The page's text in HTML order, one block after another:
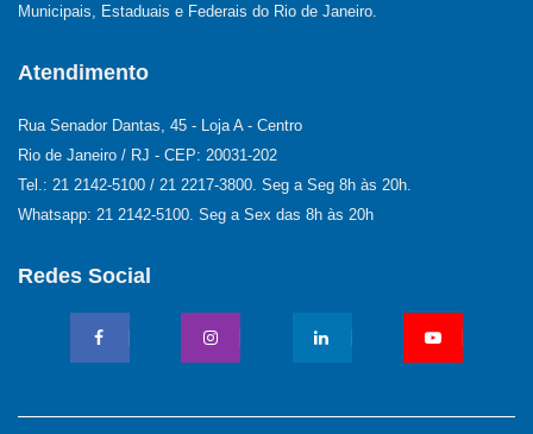
Municipais, Estaduais e Federais do Rio de Janeiro.
Atendimento
Rua Senador Dantas, 45 - Loja A - Centro
Rio de Janeiro / RJ - CEP: 20031-202
Tel.: 21 2142-5100 / 21 2217-3800. Seg a Seg 8h às 20h.
Whatsapp: 21 2142-5100. Seg a Sex das 8h às 20h
Redes Social